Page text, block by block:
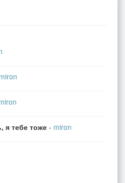
miron
я тебе тоже - miron